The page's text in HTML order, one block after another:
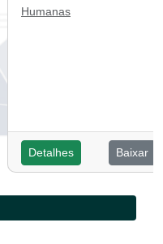
Humanas
Detalhes Baixar